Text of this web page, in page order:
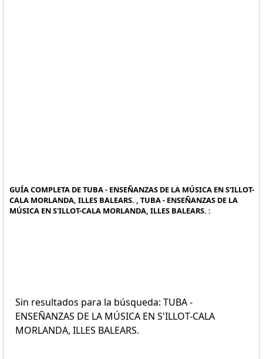
GUÍA COMPLETA DE TUBA - ENSEÑANZAS DE LA MÚSICA EN S'ILLOT-
CALA MORLANDA, ILLES BALEARS. , TUBA - ENSEÑANZAS DE LA
MÚSICA EN S'ILLOT-CALA MORLANDA, ILLES BALEARS. :
Sin resultados para la búsqueda: TUBA -
ENSEÑANZAS DE LA MÚSICA EN S'ILLOT-CALA
MORLANDA, ILLES BALEARS.